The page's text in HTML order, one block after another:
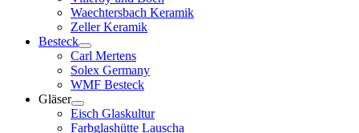
Waechtersbach Keramik
Zeller Keramik
Besteck
Menü
öffnen
Carl Mertens
Solex Germany
WMF Besteck
Gläser
Menü
öffnen
Eisch Glaskultur
Farbglashütte Lauscha